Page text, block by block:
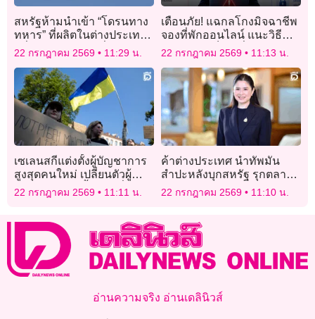
สหรัฐห้ามนำเข้า “โดรนทาง
ทหาร” ที่ผลิตในต่างประเทศ
หวั่นกระทบความมั่นคง
22 กรกฎาคม 2569 11:29 น.
เตือนภัย! แฉกลโกงมิจฉาชีพ
จองที่พักออนไลน์ แนะวิธี
รู้ทันไม่ตกเป็นเหยื่อ
22 กรกฎาคม 2569 11:13 น.
เซเลนสกีแต่งตั้งผู้บัญชาการ
สูงสุดคนใหม่ เปลี่ยนตัวผู้นำ
ทหารยูเครนครั้งใหญ่ที่สุด
22 กรกฎาคม 2569 11:11 น.
ค้าต่างประเทศ นำทัพมัน
สำปะหลังบุกสหรัฐ รุกตลาด
สินค้าคุณภาพ
22 กรกฎาคม 2569 11:10 น.
อ่านความจริง อ่านเดลินิวส์